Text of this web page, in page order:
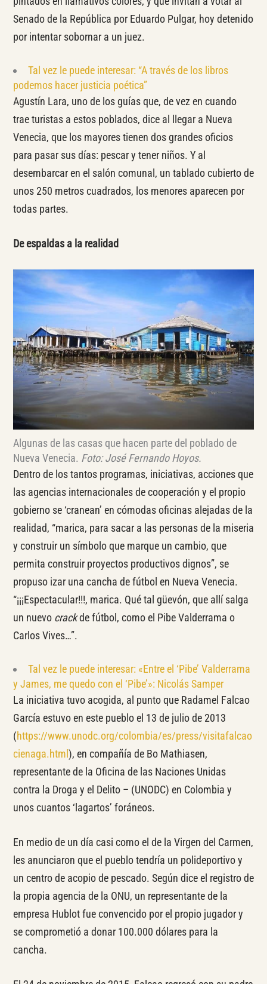
Senado de la República por Eduardo Pulgar, hoy detenido
por intentar sobornar a un juez.
Tal vez le puede interesar: “A través de los libros
podemos hacer justicia poética”
Agustín Lara, uno de los guías que, de vez en cuando
trae turistas a estos poblados, dice al llegar a Nueva
Venecia, que los mayores tienen dos grandes oficios
para pasar sus días: pescar y tener niños. Y al
desembarcar en el salón comunal, un tablado cubierto de
unos 250 metros cuadrados, los menores aparecen por
todas partes.
De espaldas a la realidad
Algunas de las casas que hacen parte del poblado de
Nueva Venecia. Foto: José Fernando Hoyos.
Dentro de los tantos programas, iniciativas, acciones que
las agencias internacionales de cooperación y el propio
gobierno se ‘cranean’ en cómodas oficinas alejadas de la
realidad, “marica, para sacar a las personas de la miseria
y construir un símbolo que marque un cambio, que
permita construir proyectos productivos dignos”, se
propuso izar una cancha de fútbol en Nueva Venecia.
“¡¡¡Espectacular!!!, marica. Qué tal güevón, que allí salga
un nuevo crackde fútbol, como el Pibe Valderrama o
Carlos Vives…”.
Tal vez le puede interesar: «Entre el ‘Pibe’ Valderrama
y James, me quedo con el ‘Pibe’»: Nicolás Samper
La iniciativa tuvo acogida, al punto que Radamel Falcao
García estuvo en este pueblo el 13 de julio de 2013
(https://www.unodc.org/colombia/es/press/visitafalcao
cienaga.html ), en compañía de Bo Mathiasen,
representante de la Oficina de las Naciones Unidas
contra la Droga y el Delito – (UNODC) en Colombia y
unos cuantos ‘lagartos’ foráneos.
En medio de un día casi como el de la Virgen del Carmen,
les anunciaron que el pueblo tendría un polideportivo y
un centro de acopio de pescado. Según dice el registro de
la propia agencia de la ONU, un representante de la
empresa Hublot fue convencido por el propio jugador y
se comprometió a donar 100.000 dólares para la
cancha.